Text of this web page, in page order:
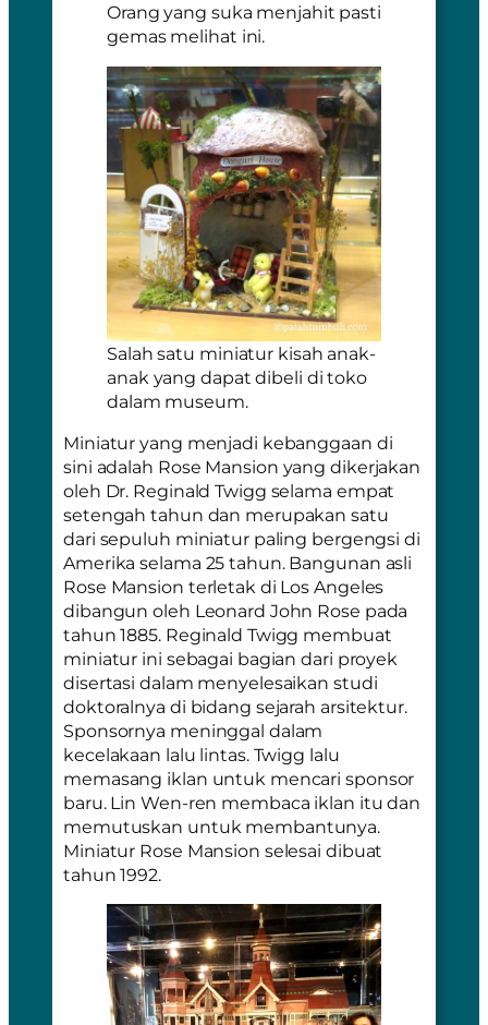
Orang yang suka menjahit pasti
gemas melihat ini.
Salah satu miniatur kisah anak-
anak yang dapat dibeli di toko
dalam museum.
Miniatur yang menjadi kebanggaan di
sini adalah Rose Mansion yang dikerjakan
oleh Dr. Reginald Twigg selama empat
setengah tahun dan merupakan satu
dari sepuluh miniatur paling bergengsi di
Amerika selama 25 tahun. Bangunan asli
Rose Mansion terletak di Los Angeles
dibangun oleh Leonard John Rose pada
tahun 1885. Reginald Twigg membuat
miniatur ini sebagai bagian dari proyek
disertasi dalam menyelesaikan studi
doktoralnya di bidang sejarah arsitektur.
Sponsornya meninggal dalam
kecelakaan lalu lintas. Twigg lalu
memasang iklan untuk mencari sponsor
baru. Lin Wen-ren membaca iklan itu dan
memutuskan untuk membantunya.
Miniatur Rose Mansion selesai dibuat
tahun 1992.